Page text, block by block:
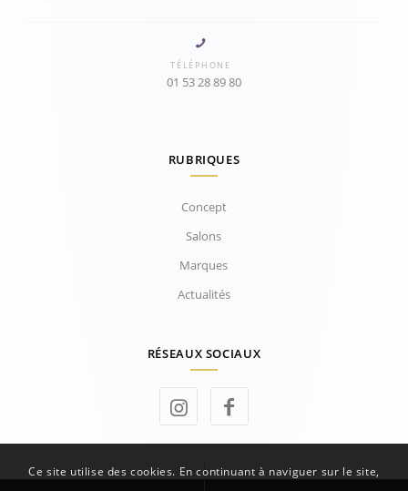
TÉLÉPHONE
01 53 28 89 80
RUBRIQUES
Concept
Salons
Marques
Actualités
RÉSEAUX SOCIAUX
Ce site utilise des cookies. En continuant à naviguer sur le site,